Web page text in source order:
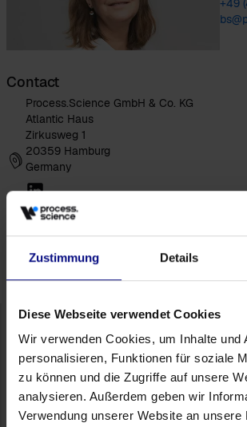
Zustimmung Details
Diese Webseite verwendet Cookies
Wir verwenden Cookies, um Inhalte und
personalisieren, Funktionen für soziale
zu können und die Zugriffe auf unsere
analysieren. Außerdem geben wir
Verwendung unserer Website an unsere
+49
Contact
Process.Science GmbH & Co. KG
Atlantic Haus
Zirkusweg 1
20359 Hamburg
Germany
Contact
FAQ